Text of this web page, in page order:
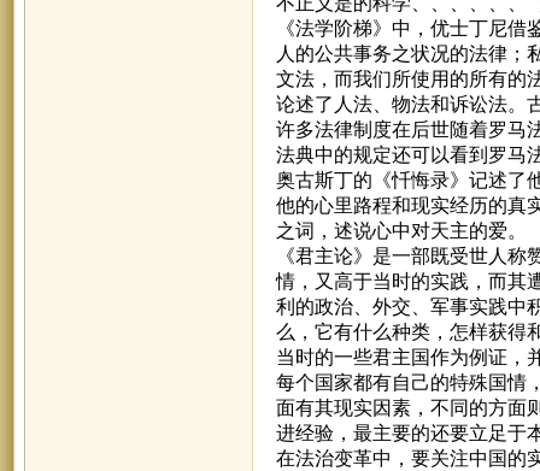
《法学阶梯》中，优士丁尼
人的公共事务之状况的法律；
文法，而我们所使用的所有的
论述了人法、物法和诉讼法。
许多法律制度在后世随着罗马
法典中的规定还可以看到罗马
奥古斯丁的《忏悔录》记述了
他的心里路程和现实经历的真
之词，述说心中对天主的爱。
《君主论》是一部既受世人
情，又高于当时的实践，而其
利的政治、外交、军事实践中
么，它有什么种类，怎样获得
当时的一些君主国作为例证，
每个国家都有自己的特殊国情
面有其现实因素，不同的方面
进经验，最主要的还要立足于
在法治变革中，要关注中国的